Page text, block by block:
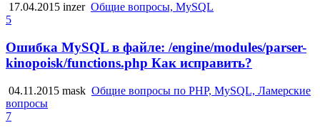
17.04.2015 inzer Общие вопросы, MySQL
5
Ошибка MySQL в файле: /engine/modules/parser-
kinopoisk/functions.php Как исправить?
04.11.2015 mask Общие вопросы по PHP, MySQL, Ламерские
вопросы
7